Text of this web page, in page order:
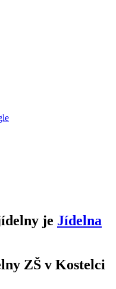
je Jídelna
ZŠ v Kostelci